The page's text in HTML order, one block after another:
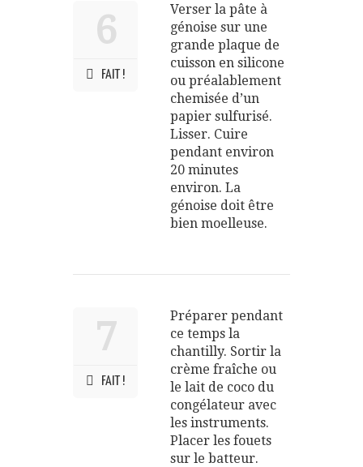
6
FAIT !
Verser la pâte à
génoise sur une
grande plaque de
cuisson en silicone
ou préalablement
chemisée d’un
papier sulfurisé.
Lisser. Cuire
pendant environ
20 minutes
environ. La
génoise doit être
bien moelleuse.
7
FAIT !
Préparer pendant
ce temps la
chantilly. Sortir la
crème fraîche ou
le lait de coco du
congélateur avec
les instruments.
Placer les fouets
sur le batteur.